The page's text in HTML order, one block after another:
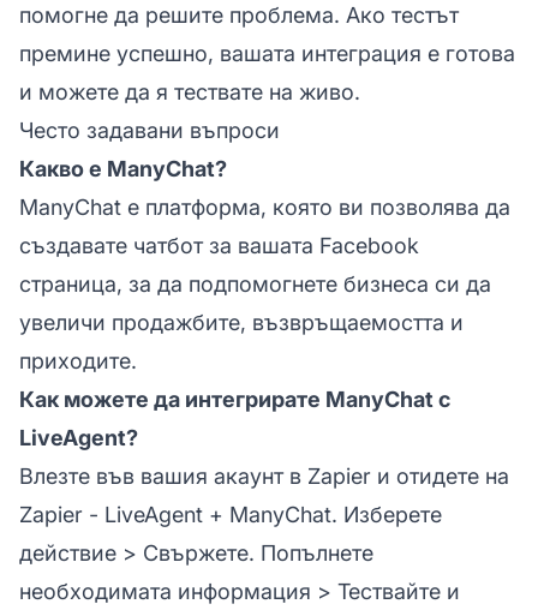
помогне да решите проблема. Ако тестът
премине успешно, вашата интеграция е готова
и можете да я тествате на живо.
Често задавани въпроси
Какво е ManyChat?
ManyChat е платформа, която ви позволява да
създавате чатбот за вашата Facebook
страница, за да подпомогнете бизнеса си да
увеличи продажбите, възвръщаемостта и
приходите.
Как можете да интегрирате ManyChat с
LiveAgent?
Влезте във вашия акаунт в Zapier и отидете на
Zapier - LiveAgent + ManyChat. Изберете
действие > Свържете. Попълнете
необходимата информация > Тествайте и